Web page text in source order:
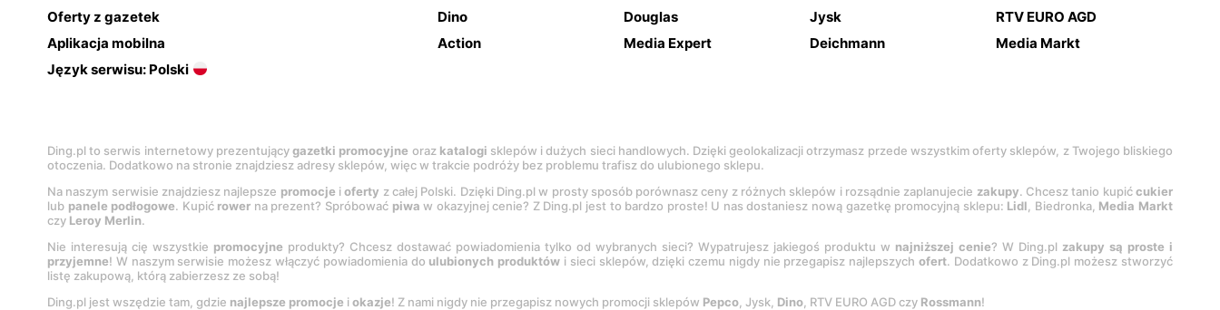
Oferty z gazetek
Aplikacja mobilna
Język serwisu: Polski
Dino
Douglas Jysk
RTV EURO AGD
Action
Media Expert Deichmann Media Markt
Ding.pl to serwis internetowy prezentującygazetki promocyjne oraz katalogi sklepów i dużych sieci handlowych. Dzięki geolokalizacji otrzymasz przede wszystkim oferty sklepów, z Twojego bliskiego
otoczenia. Dodatkowo na stronie znajdziesz adresy sklepów, więc w trakcie podróży bez problemu trafisz do ulubionego sklepu.
Na naszym serwisie znajdziesz najlepsze promocje ioferty z całej Polski. Dzięki Ding.pl w prosty sposób porównasz ceny z różnych sklepów i rozsądnie zaplanujecie zakupy. Chcesz tanio kupićcukier
lub panele podłogowe. Kupić rower na prezent? Spróbować piwa w okazyjnej cenie? Z Ding.pl jest to bardzo proste! U nas dostaniesz nową gazetkę promocyjną sklepu: Lidl, Biedronka, Media Markt
czy Leroy Merlin.
Nie interesują cię wszystkie promocyjne produkty? Chcesz dostawać powiadomienia tylko od wybranych sieci? Wypatrujesz jakiegoś produktu w najniższej cenie? W Ding.pl zakupy są proste i
przyjemne! W naszym serwisie możesz włączyć powiadomienia do ulubionych produktów i sieci sklepów, dzięki czemu nigdy nie przegapisz najlepszychofert. Dodatkowo z Ding.pl możesz stworzyć
listę zakupową, którą zabierzesz ze sobą!
Ding.pl jest wszędzie tam, gdzie najlepsze promocje i okazje! Z nami nigdy nie przegapisz nowych promocji sklepów Pepco, Jysk, Dino, RTV EURO AGD czy Rossmann!